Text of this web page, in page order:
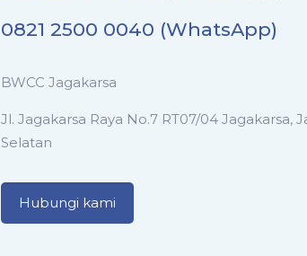
0821 2500 0040 (WhatsApp)
BWCC Jagakarsa
Jl. Jagakarsa Raya No.7 RT07/04 Jagakarsa,
Selatan
Hubungi kami